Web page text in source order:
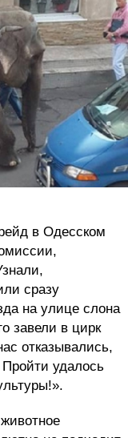
в Одесском
сразу
на улице слона
завели в цирк
отказывались,
удалось